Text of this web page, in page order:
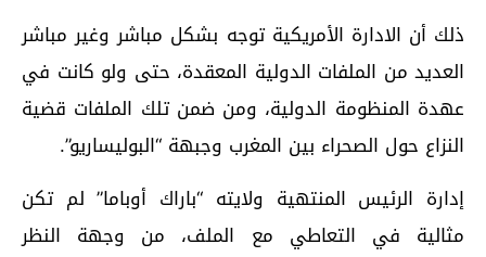
ذلك أن الادارة الأمريكية توجه بشكل مباشر وغير مباشر
العديد من الملفات الدولية المعقدة، حتى ولو كانت في
عهدة المنظومة الدولية، ومن ضمن تلك الملفات قضية
النزاع حول الصحراء بين المغرب وجبهة “البوليساريو”.
إدارة الرئيس المنتهية ولايته “باراك أوباما” لم تكن
مثالية في التعاطي مع الملف، من وجهة النظر